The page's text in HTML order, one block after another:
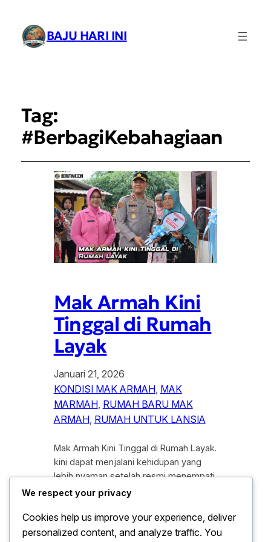
BAJU HARI INI
Tag:
#BerbagiKebahagiaan
Mak Armah Kini
Tinggal di Rumah
Layak
Januari 21, 2026
KONDISI MAK ARMAH, MAK
MARMAH, RUMAH BARU MAK
ARMAH, RUMAH UNTUK LANSIA
Mak Armah Kini Tinggal di Rumah Layak.
kini dapat menjalani kehidupan yang
lebih nyaman setelah resmi menempati
rumah layak huni. Perempuan lanjut usia
memenuhi standar keselamatan itu
akhirnya mendapatkan bantuan
We respect your privacy
Cookies help us improve your experience, deliver
personalized content, and analyze traffic. You